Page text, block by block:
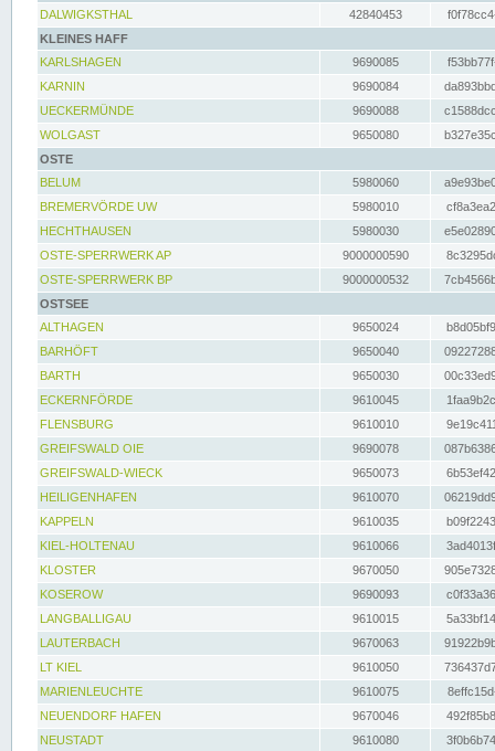
DALWIGKSTHAL
42840453
KLEINES HAFF
KARLSHAGEN
9690085
KARNIN
9690084
UECKERMÜNDE
9690088
WOLGAST
9650080
OSTE
BELUM
5980060
BREMERVÖRDE UW
5980010
HECHTHAUSEN
5980030
OSTE-SPERRWERK AP
9000000590
OSTE-SPERRWERK BP
9000000532
OSTSEE
ALTHAGEN
9650024
BARHÖFT
9650040
BARTH
9650030
ECKERNFÖRDE
9610045
FLENSBURG
9610010
GREIFSWALD OIE
9690078
GREIFSWALD-WIECK
9650073
HEILIGENHAFEN
9610070
KAPPELN
9610035
KIEL-HOLTENAU
9610066
KLOSTER
9670050
KOSEROW
9690093
LANGBALLIGAU
9610015
LAUTERBACH
9670063
LT KIEL
9610050
MARIENLEUCHTE
9610075
NEUENDORF HAFEN
9670046
NEUSTADT
9610080